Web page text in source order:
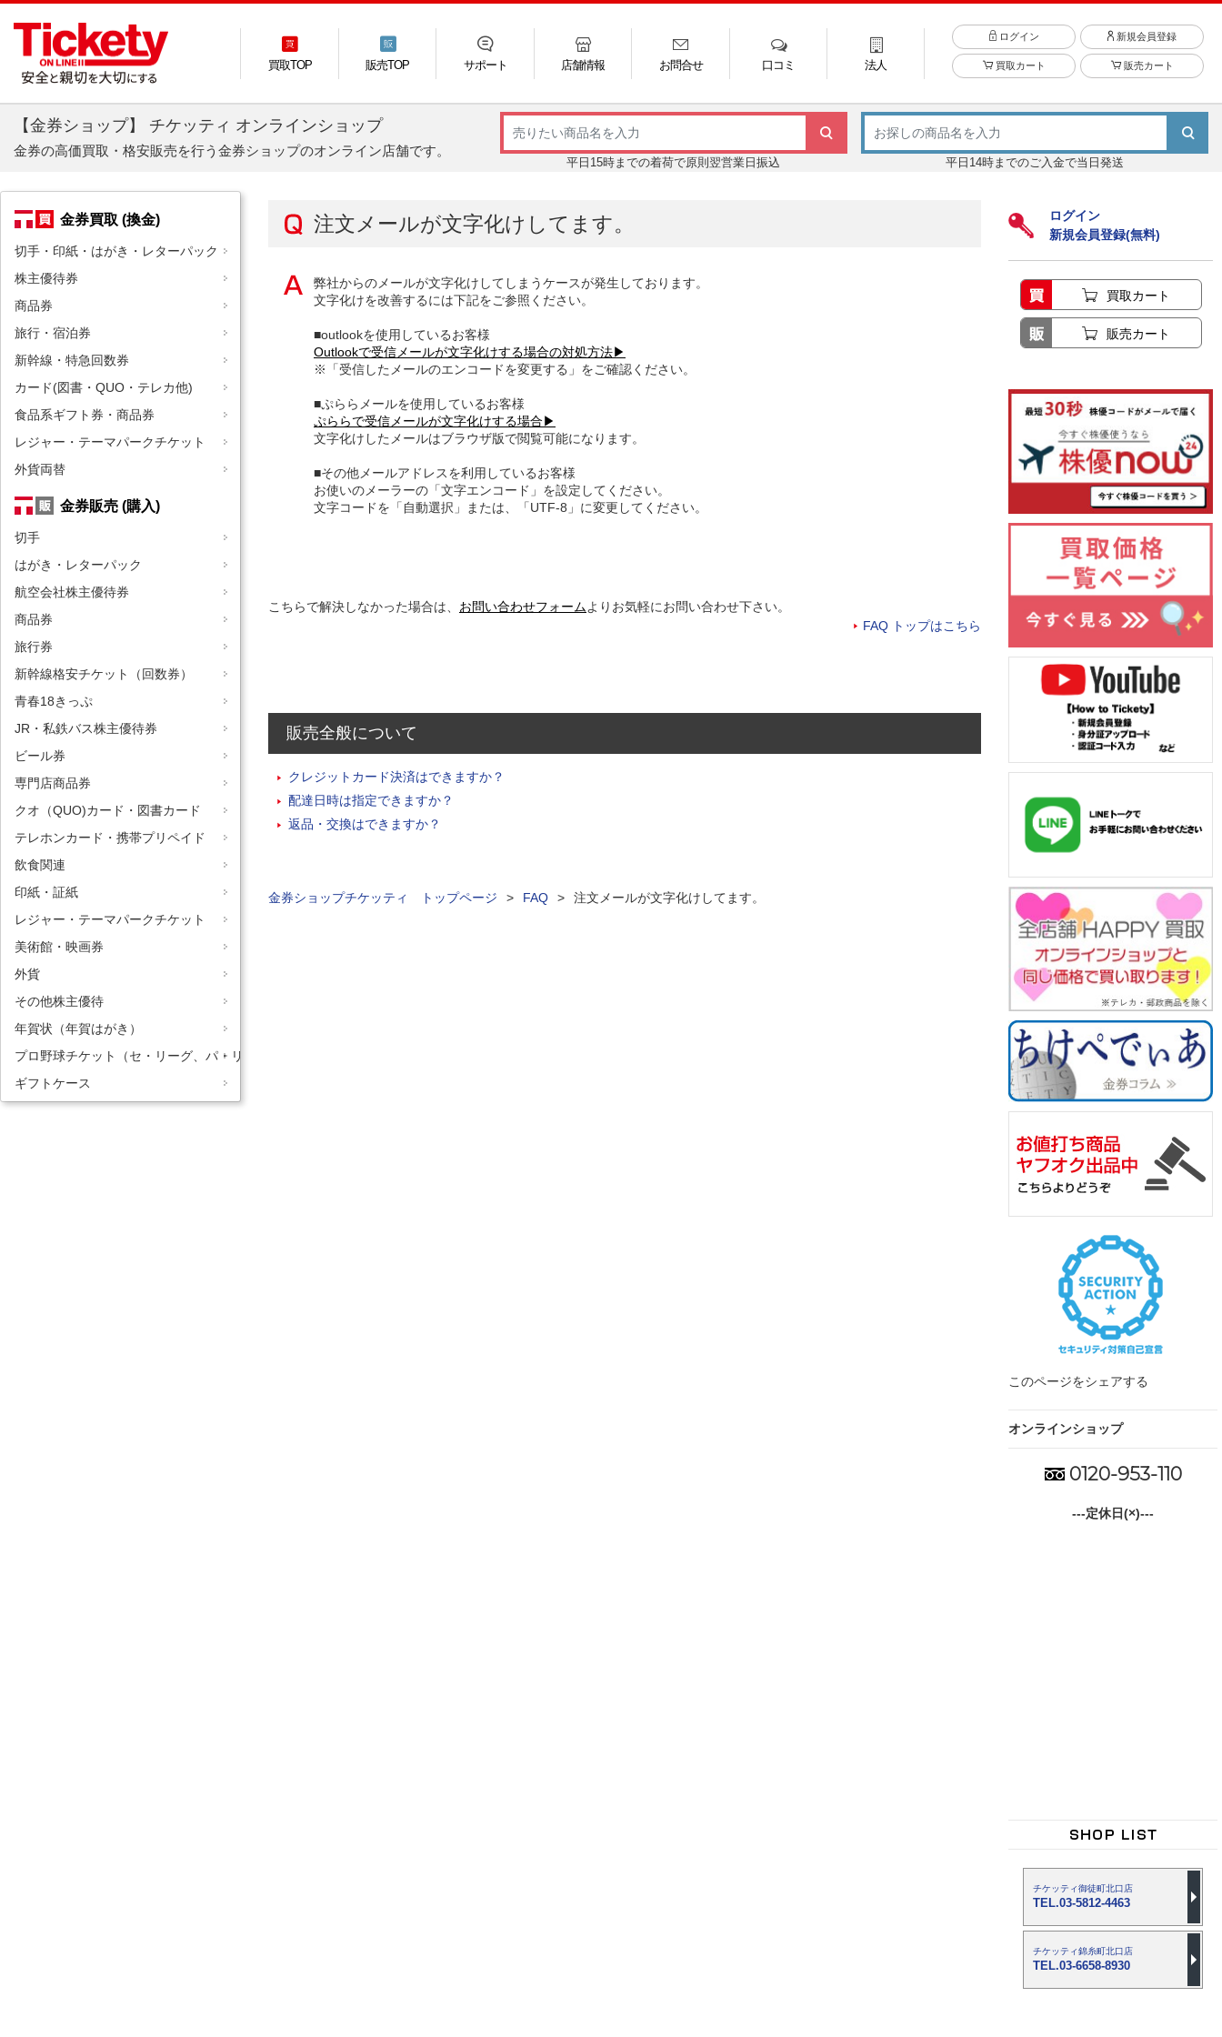
買取TOP 販売TOP サポート
FAQ ご利用ガイド
店舗情報 お問合せ
LINE お電話 メール
口コミ 法人
ログイン 新規会員登録
買取カート 販売カート
【金券ショップ】 チケッティ オンラインショップ
金券の高価買取・格安販売を行う金券ショップのオンライン店舗です。
平日15時までの着荷で原則翌営業日振込 平日14時までのご入金で当日発送
金券買取 (換金)
切手・印紙・はがき・レターパック
株主優待券
商品券
旅行・宿泊券
新幹線・特急回数券
カード(図書・QUO・テレカ他)
食品系ギフト券・商品券
レジャー・テーマパークチケット
外貨両替
金券販売 (購入)
切手
はがき・レターパック
航空会社株主優待券
商品券
旅行券
新幹線格安チケット（回数券）
青春18きっぷ
JR・私鉄バス株主優待券
ビール券
専門店商品券
クオ（QUO)カード・図書カード
テレホンカード・携帯プリペイド
飲食関連
印紙・証紙
レジャー・テーマパークチケット
美術館・映画券
外貨
その他株主優待
年賀状（年賀はがき）
プロ野球チケット（セ・リーグ、パ・リーグ）
ギフトケース
注文メールが文字化けしてます。
弊社からのメールが文字化けしてしまうケースが発生しております。
文字化けを改善するには下記をご参照ください。
■outlookを使用しているお客様
Outlookで受信メールが文字化けする場合の対処方法▶
※「受信したメールのエンコードを変更する」をご確認ください。
■ぷららメールを使用しているお客様
ぷららで受信メールが文字化けする場合▶
文字化けしたメールはブラウザ版で閲覧可能になります。
■その他メールアドレスを利用しているお客様
お使いのメーラーの「文字エンコード」を設定してください。
文字コードを「自動選択」または、「UTF-8」に変更してください。
こちらで解決しなかった場合は、 お問い合わせフォームよりお気軽にお問い合わせ下さい。
FAQ トップはこちら
販売全般について
クレジットカード決済はできますか？
配達日時は指定できますか？
返品・交換はできますか？
金券ショップチケッティ トップページ > FAQ > 注文メールが文字化けしてます。
ログイン
新規会員登録(無料)
買取カート
販売カート
このページをシェアする
オンラインショップ
0120-953-110
---定休日(×)---
チケッティ御徒町北口店
TEL.03-5812-4463
チケッティ錦糸町北口店
TEL.03-6658-8930